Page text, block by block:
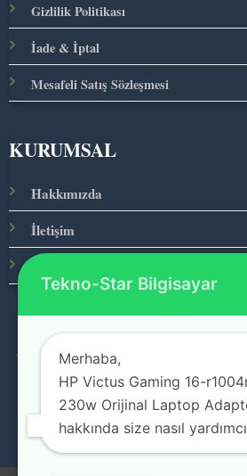
Gizlilik Politikası
İade & İptal
Mesafeli Satış Sözleşmesi
KURUMSAL
Hakkımızda
İletişim
© 2026 Teknolojinin
Tekno-Star Bilgisayar
Merhaba,
HP Victus Gaming 16-
230w Orijinal Laptop
hakkında size nasıl